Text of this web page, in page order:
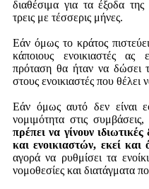
διαθέσιμα για τα έξοδα της
τρεις με τέσσερις μήνες.
Εάν όμως το κράτος
κάποιους ενοικιαστές ας
πρόταση θα ήταν να δώσει
στους ενοικιαστές που θέλει
Εάν όμως αυτό δεν είναι
νομιμότητα στις συμβάσεις,
πρέπει να γίνουν
και ενοικιαστών, εκεί
αγορά να ρυθμίσει τα
νομοθεσίες και διατάγματα